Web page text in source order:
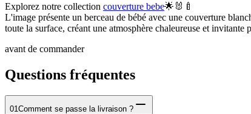
Explorez notre collection couverture bebe🌟🐰🍼
L'image présente un berceau de bébé avec une couverture
toute la surface, créant une atmosphère chaleureuse et invitante
avant de commander
Questions fréquentes
01 Comment se passe la livraison ?